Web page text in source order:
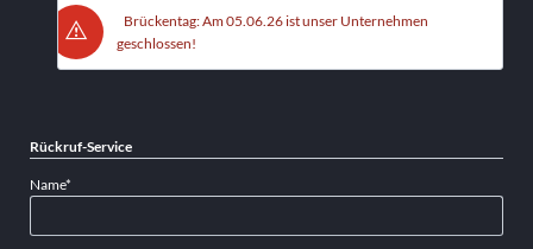
Brückentag: Am 05.06.26 ist unser Unternehmen
geschlossen!
Rückruf-Service
Pflichtfeld
Name*